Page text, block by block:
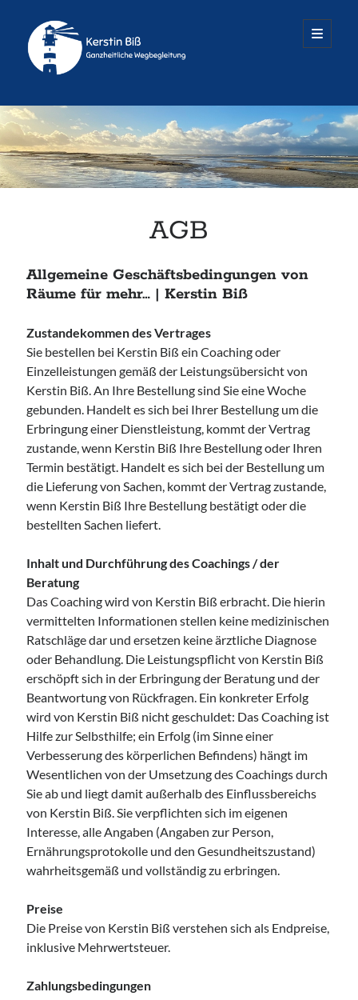
Räume
für
...
open
primary
Sidebar
Termine nach Vereinbarung
Dienstag – Freitag
Oedenberger Straße 65 · Eingang B
90491 Nürnberg
Anfahrt
Aug. 2026
Samstag, 08 August 2026
Access Foundation ® mit Anja Ziener -
Dickert
,Kerstin Biß – Räume für mehr… | Ganzheitliche Wegbegleitung &
Coaching, Oedenberger Str. 65/Eingang B, 90491 Nürnberg,
Mehr Infos
Sonntag, 09 August 2026
Access Foundation ® mit Anja Ziener -
Dickert
,Kerstin Biß – Räume für mehr… | Ganzheitliche Wegbegleitung &
Coaching, Oedenberger Str. 65/Eingang B, 90491 Nürnberg,
Deutschland
Mehr Infos
Montag, 10 August 2026
Access Foundation ® mit Anja Ziener -
Dickert
,Kerstin Biß – Räume für mehr… | Ganzheitliche Wegbegleitung &
Mehr Infos
AGB
Allgemeine Geschäftsbedingungen von
Räume für mehr… | Kerstin Biß
Zustandekommen des Vertrages
Sie bestellen bei Kerstin Biß ein Coaching oder
Einzelleistungen gemäß der Leistungsübersicht von
Kerstin Biß. An Ihre Bestellung sind Sie eine Woche
gebunden. Handelt es sich bei Ihrer Bestellung um die
Erbringung einer Dienstleistung, kommt der Vertrag
zustande, wenn Kerstin Biß Ihre Bestellung oder Ihren
Termin bestätigt. Handelt es sich bei der Bestellung um
die Lieferung von Sachen, kommt der Vertrag zustande,
wenn Kerstin Biß Ihre Bestellung bestätigt oder die
bestellten Sachen liefert.
Inhalt und Durchführung des Coachings / der
Beratung
Das Coaching wird von Kerstin Biß erbracht. Die hierin
vermittelten Informationen stellen keine medizinischen
Ratschläge dar und ersetzen keine ärztliche Diagnose
oder Behandlung. Die Leistungspflicht von Kerstin Biß
erschöpft sich in der Erbringung der Beratung und der
Beantwortung von Rückfragen. Ein konkreter Erfolg
wird von Kerstin Biß nicht geschuldet: Das Coaching ist
Hilfe zur Selbsthilfe; ein Erfolg (im Sinne einer
Verbesserung des körperlichen Befindens) hängt im
Wesentlichen von der Umsetzung des Coachings durch
Sie ab und liegt damit außerhalb des Einflussbereichs
von Kerstin Biß. Sie verpflichten sich im eigenen
Interesse, alle Angaben (Angaben zur Person,
Ernährungsprotokolle und den Gesundheitszustand)
wahrheitsgemäß und vollständig zu erbringen.
Preise
Die Preise von Kerstin Biß verstehen sich als Endpreise,
inklusive Mehrwertsteuer.
Zahlungsbedingungen